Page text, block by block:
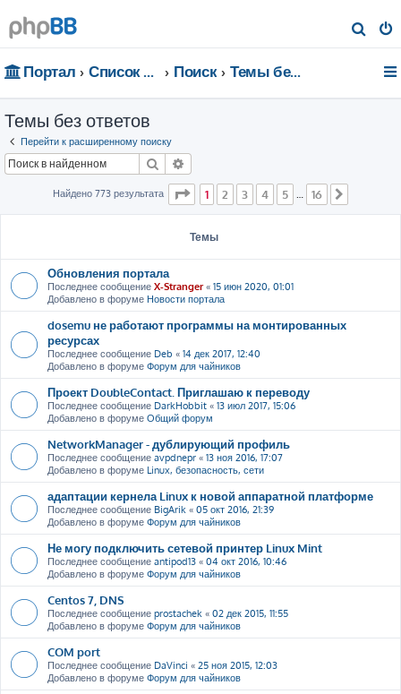
о
Портал Список форумов Поиск Темы без ответов
Темы без ответов
Перейти к расширенному поиску
Поиск
Найдено 773 результата Страница из 16
1 2 3 4 5 16
Темы
Обновления портала
Последнее сообщение X-Stranger« 15 июн 2020, 01:01
Добавлено в форуме Новости портала
dosemu не работают программы на монтированных
ресурсах
Последнее сообщение Deb « 14 дек 2017, 12:40
Добавлено в форуме Форум для чайников
Проект DoubleContact. Приглашаю к переводу
Последнее сообщение DarkHobbit « 13 июл 2017, 15:06
Добавлено в форуме Общий форум
NetworkManager - дублирующий профиль
Последнее сообщение avpdnepr « 13 ноя 2016, 17:07
Добавлено в форуме Linux, безопасность, сети
адаптации кернела Linux к новой аппаратной платформе
Последнее сообщение BigArik « 05 окт 2016, 21:39
Добавлено в форуме Форум для чайников
Не могу подключить сетевой принтер Linux Mint
Последнее сообщение antipod13 « 04 окт 2016, 10:46
Добавлено в форуме Форум для чайников
Centos 7, DNS
Последнее сообщение prostachek « 02 дек 2015, 11:55
Добавлено в форуме Форум для чайников
COM port
Последнее сообщение DaVinci « 25 ноя 2015, 12:03
Добавлено в форуме Форум для чайников